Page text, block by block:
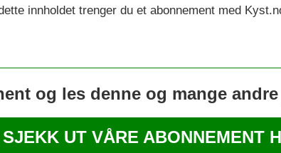
innholdet trenger du et abonnement med
og les denne og mange
SJEKK UT VÅRE ABONNEMENT